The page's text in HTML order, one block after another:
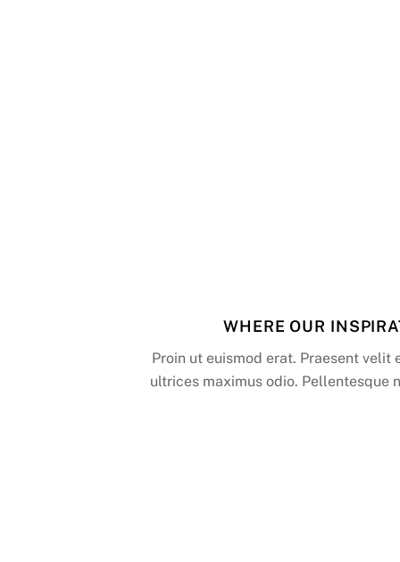
WHERE OUR
Proin ut euismod erat. Praesent velit
ultrices maximus odio. Pellentesque